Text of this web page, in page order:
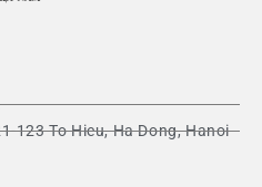
123 To Hieu, Ha Dong, Hanoi